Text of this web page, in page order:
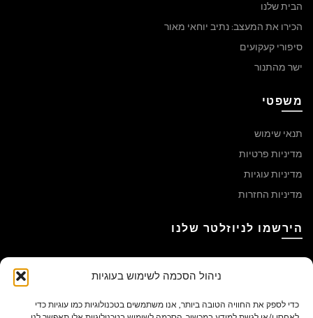
ניהול הסכמה לשימוש בעוגיות
כדי לספק את החוויה הטובה ביותר, אנו משתמשים בטכנולוגיות כמו עוגיות כדי
הבית שלנו
הכירו את המעצב: נתיב יוחאי מאור
סיפורי קעקועים
ישר מהתנור
משפטי
תנאי שימוש
מדיניות פרטיות
מדיניות עוגיות
מדיניות החזרות
הירשמו לניוזלטר שלנו